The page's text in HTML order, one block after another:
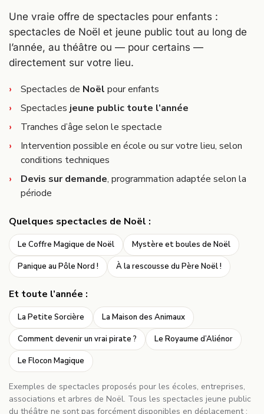
Une vraie offre de spectacles pour enfants :
spectacles de Noël et jeune public tout au long de
l’année, au théâtre ou — pour certains —
directement sur votre lieu.
Spectacles de Noël pour enfants
Spectacles jeune public toute l’année
Tranches d’âge selon le spectacle
Intervention possible en école ou sur votre lieu, selon
conditions techniques
Devis sur demande, programmation adaptée selon la
période
Quelques spectacles de Noël :
Le Coffre Magique de Noël Mystère et boules de Noël
Panique au Pôle Nord ! À la rescousse du Père Noël !
Et toute l’année :
La Petite Sorcière La Maison des Animaux
Comment devenir un vrai pirate ? Le Royaume d’Aliénor
Le Flocon Magique
Exemples de spectacles proposés pour les écoles, entreprises,
associations et arbres de Noël. Tous les spectacles jeune public
du théâtre ne sont pas forcément disponibles en déplacement :